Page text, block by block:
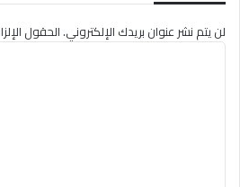
لن يتم نشر عنوان بريدك الإلكتروني.الحقول
ا